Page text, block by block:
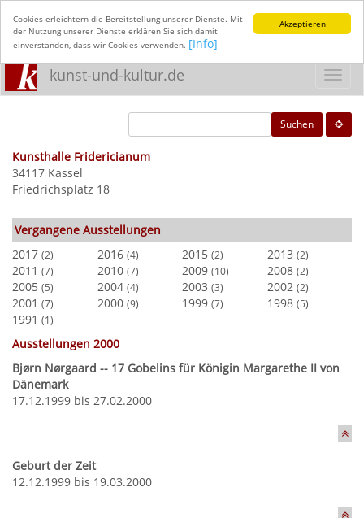
Akzeptieren
Cookies erleichtern die Bereitstellung unserer Dienste. Mit
der Nutzung unserer Dienste erklären Sie sich damit
einverstanden, dass wir Cookies verwenden. [Info]
kunst-und-kultur.de
Suchen
Kunsthalle Fridericianum
34117 Kassel
Friedrichsplatz 18
Vergangene Ausstellungen
2017 (2) 2016 (4) 2015 (2) 2013 (2)
2011 (7) 2010 (7) 2009 (10) 2008 (2)
2005 (5) 2004 (4) 2003 (3) 2002 (2)
2001 (7) 2000 (9) 1999 (7) 1998 (5)
1991 (1)
Ausstellungen 2000
Bjørn Nørgaard -- 17 Gobelins für Königin Margarethe II von
Dänemark
17.12.1999 bis 27.02.2000
Geburt der Zeit
12.12.1999 bis 19.03.2000